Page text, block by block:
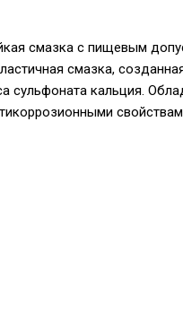
смазка с пищевым
смазка,
сульфоната кальция.